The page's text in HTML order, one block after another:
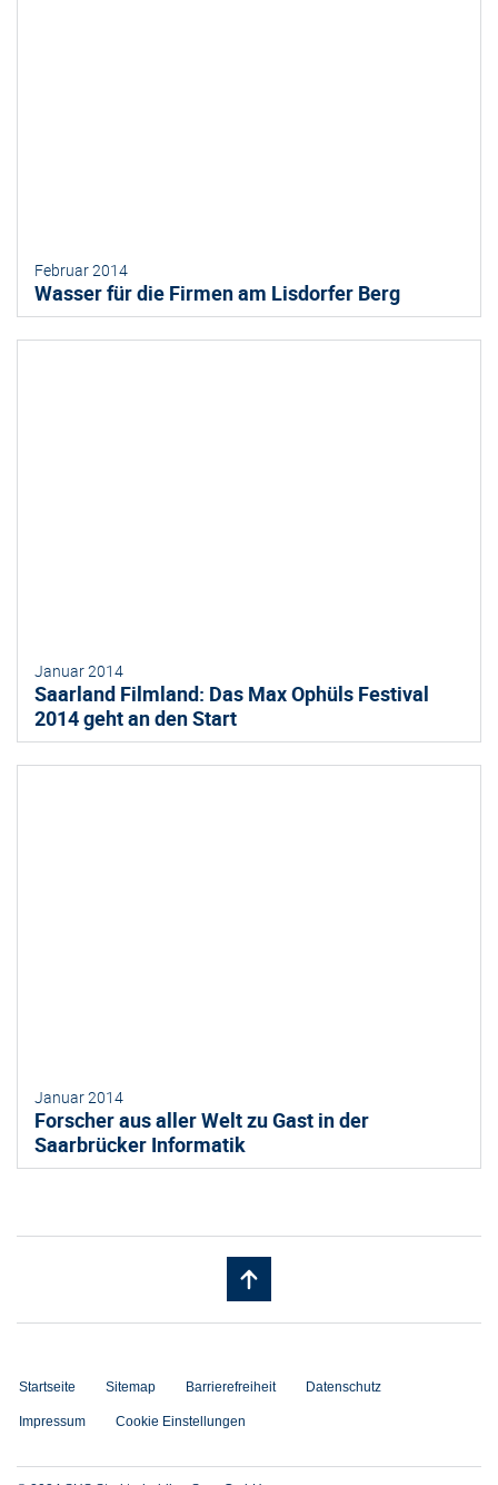
Februar 2014
Wasser für die Firmen am Lisdorfer Berg
Januar 2014
Saarland Filmland: Das Max Ophüls Festival
2014 geht an den Start
Januar 2014
Forscher aus aller Welt zu Gast in der
Saarbrücker Informatik
Startseite Sitemap Barrierefreiheit Datenschutz
Impressum Cookie Einstellungen